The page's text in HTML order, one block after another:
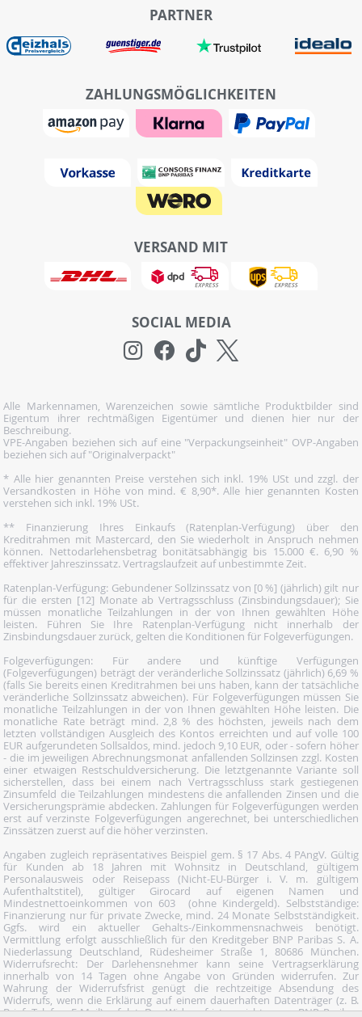
PARTNER
ZAHLUNGSMÖGLICHKEITEN
VERSAND MIT
SOCIAL MEDIA
Alle Markennamen, Warenzeichen sowie sämtliche Produktbilder sind
Eigentum ihrer rechtmäßigen Eigentümer und dienen hier nur der
Beschreibung.
VPE-Angaben beziehen sich auf eine "Verpackungseinheit" OVP-Angaben
beziehen sich auf "Originalverpackt"
* Alle hier genannten Preise verstehen sich inkl. 19% USt und zzgl. der
Versandkosten in Höhe von mind. € 8,90*. Alle hier genannten Kosten
verstehen sich inkl. 19% USt.
** Finanzierung Ihres Einkaufs (Ratenplan-Verfügung) über den
Kreditrahmen mit Mastercard, den Sie wiederholt in Anspruch nehmen
können. Nettodarlehensbetrag bonitätsabhängig bis 15.000 €. 6,90 %
effektiver Jahreszinssatz. Vertragslaufzeit auf unbestimmte Zeit.
Ratenplan-Verfügung: Gebundener Sollzinssatz von [0 %] (jährlich) gilt nur
für die ersten [12] Monate ab Vertragsschluss (Zinsbindungsdauer); Sie
müssen monatliche Teilzahlungen in der von Ihnen gewählten Höhe
leisten. Führen Sie Ihre Ratenplan-Verfügung nicht innerhalb der
Zinsbindungsdauer zurück, gelten die Konditionen für Folgeverfügungen.
Folgeverfügungen: Für andere und künftige Verfügungen
(Folgeverfügungen) beträgt der veränderliche Sollzinssatz (jährlich) 6,69 %
(falls Sie bereits einen Kreditrahmen bei uns haben, kann der tatsächliche
veränderliche Sollzinssatz abweichen). Für Folgeverfügungen müssen Sie
monatliche Teilzahlungen in der von Ihnen gewählten Höhe leisten. Die
monatliche Rate beträgt mind. 2,8 % des höchsten, jeweils nach dem
letzten vollständigen Ausgleich des Kontos erreichten und auf volle 100
EUR aufgerundeten Sollsaldos, mind. jedoch 9,10 EUR, oder - sofern höher
- die im jeweiligen Abrechnungsmonat anfallenden Sollzinsen zzgl. Kosten
einer etwaigen Restschuldversicherung. Die letztgenannte Variante soll
sicherstellen, dass bei einem nach Vertragsschluss stark gestiegenen
Zinsumfeld die Teilzahlungen mindestens die anfallenden Zinsen und die
Versicherungsprämie abdecken. Zahlungen für Folgeverfügungen werden
erst auf verzinste Folgeverfügungen angerechnet, bei unterschiedlichen
Zinssätzen zuerst auf die höher verzinsten.
Angaben zugleich repräsentatives Beispiel gem. § 17 Abs. 4 PAngV. Gültig
für Kunden ab 18 Jahren mit Wohnsitz in Deutschland, gültigem
Personalausweis oder Reisepass (Nicht-EU-Bürger i. V. m. gültigem
Aufenthaltstitel), gültiger Girocard auf eigenen Namen und
Mindestnettoeinkommen von 603  (ohne Kindergeld). Selbstständige:
Finanzierung nur für private Zwecke, mind. 24 Monate Selbstständigkeit.
Ggfs. wird ein aktueller Gehalts-/Einkommensnachweis benötigt.
Vermittlung erfolgt ausschließlich für den Kreditgeber BNP Paribas S. A.
Niederlassung Deutschland, Rüdesheimer Straße 1, 80686 München.
Widerrufsrecht: Der Darlehensnehmer kann seine Vertragserklärung
innerhalb von 14 Tagen ohne Angabe von Gründen widerrufen. Zur
Wahrung der Widerrufsfrist genügt die rechtzeitige Absendung des
Widerrufs, wenn die Erklärung auf einem dauerhaften Datenträger (z. B.
Brief, Telefax, E-Mail) erfolgt. Der Widerruf ist zu richten an: BNP Paribas